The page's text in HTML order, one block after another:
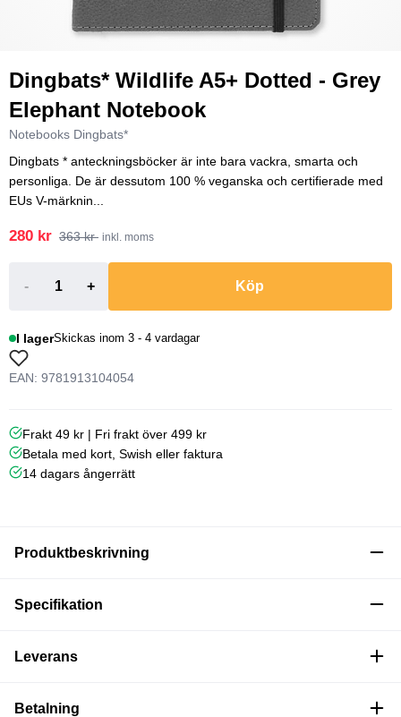
Dingbats* Wildlife A5+ Dotted - Grey
Elephant Notebook
Notebooks Dingbats*
Dingbats * anteckningsböcker är inte bara vackra, smarta och
personliga. De är dessutom 100 % veganska och certifierade med
EUs V-märknin...
280 kr 363 kr inkl. moms
- + Köp
I lagerSkickas inom 3 - 4 vardagar
EAN: 9781913104054
Frakt 49 kr | Fri frakt över 499 kr
Betala med kort, Swish eller faktura
14 dagars ångerrätt
Produktbeskrivning
Specifikation
Leverans
Betalning